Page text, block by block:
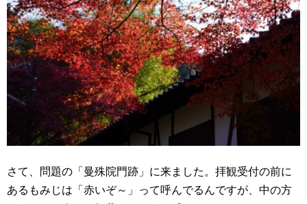
さて、問題の「曼殊院門跡」に来ました。拝観受付の前に
あるもみじは「赤いぞ～」って呼んでるんですが、中の方